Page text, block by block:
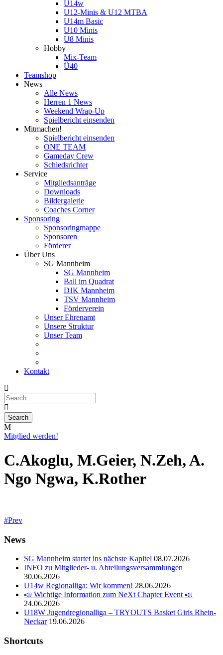
U14w
U12-Minis & U12 MTBA
U14m Basic
U10 Minis
U8 Minis
Hobby
Mix-Team
Ü40
Teamshop
News
Alle News
Herren 1 News
Weekend Wrap-Up
Spielbericht einsenden
Mitmachen!
Spielbericht einsenden
ONE TEAM
Gameday Crew
Schiedsrichter
Service
Mitgliedsanträge
Downloads
Bildergalerie
Coaches Corner
Sponsoring
Sponsoringmappe
Sponsoren
Förderer
Über Uns
SG Mannheim
SG Mannheim
Ball im Quadrat
DJK Mannheim
TSV Mannheim
Förderverein
Unser Ehrenamt
Unsere Struktur
Unser Team
Kontakt
Mitglied werden!
C.Akoglu, M.Geier, N.Zeh, A.
Ngo Ngwa, K.Rother
Prev
News
SG Mannheim startet ins nächste Kapitel 08.07.2026
INFO zu Mitglieder- u. Abteilungsversammlungen
30.06.2026
U14w Regionalliga: Wir kommen! 28.06.2026
📣 Wichtige Information zum NeXt Chapter Event 📣
24.06.2026
U18W Jugendregionalliga – TRYOUTS Basket Girls Rhein-
Neckar 19.06.2026
Shortcuts